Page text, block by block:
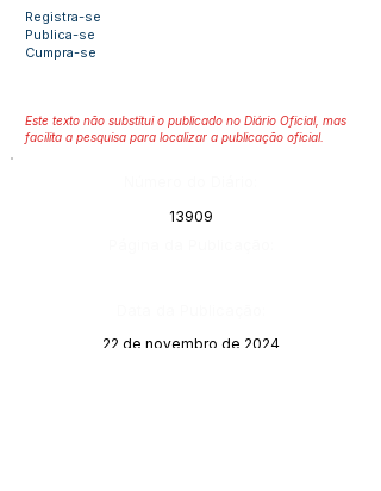
Registra-se
Publica-se
Cumpra-se
Este texto não substitui o publicado no Diário Oficial, mas
facilita a pesquisa para localizar a publicação oficial.
13909
22 de novembro de 2024